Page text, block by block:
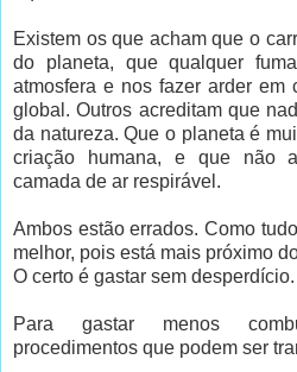
Existem os que acham que o
do planeta, que qualquer
atmosfera e nos fazer arder em
global. Outros acreditam que
da natureza. Que o planeta é
criação humana, e que não
camada de ar respirável.
Ambos estão errados. Como
melhor, pois está mais próximo
O certo é gastar sem desperdício.
Para gastar menos
procedimentos que podem ser